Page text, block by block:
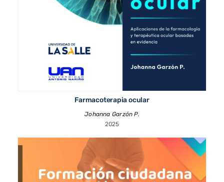
Farmacoterapia ocular
Johanna Garzón P.
2025